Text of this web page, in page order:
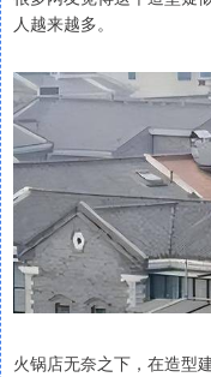
人越来越多。
火锅店无奈之下，在造型